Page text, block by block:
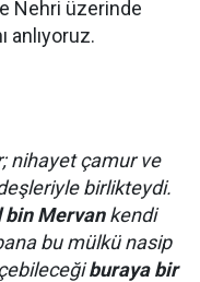
Nehri üzerinde
anlıyoruz.
nihayet çamur ve
birlikteydi.
bin Mervankendi
bu mülkü nasip
buraya bir